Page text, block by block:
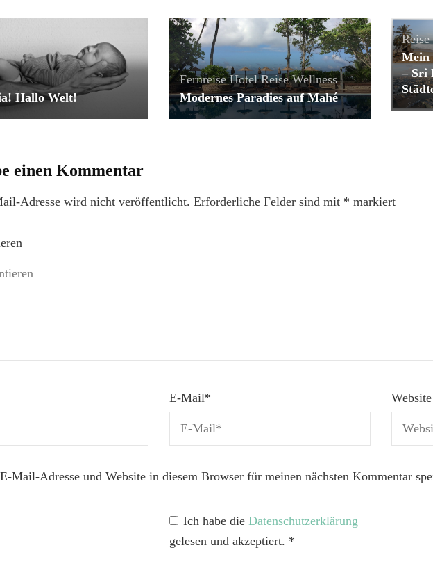
Hallo Welt!
Fernreise Hotel Reise Wellness
Modernes Paradies auf Mahé
Reise
Mein
– Sri
einen Kommentar
Adresse wird nicht veröffentlicht. Erforderliche Felder sind mit * markiert
E-Mail* Website
Mail-Adresse und Website in diesem Browser für meinen nächsten Kommentar
Ich habe die Datenschutzerklärung
gelesen und akzeptiert. *